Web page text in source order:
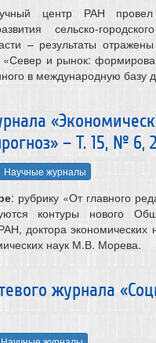
центр РАН
сельско-
– результаты
«Север и рынок:
в международную базу
– Т. 15, № 6,
Научные журналы
: рубрику «От главного
контуры нового
доктора
наук М.В. Морева.
журнала